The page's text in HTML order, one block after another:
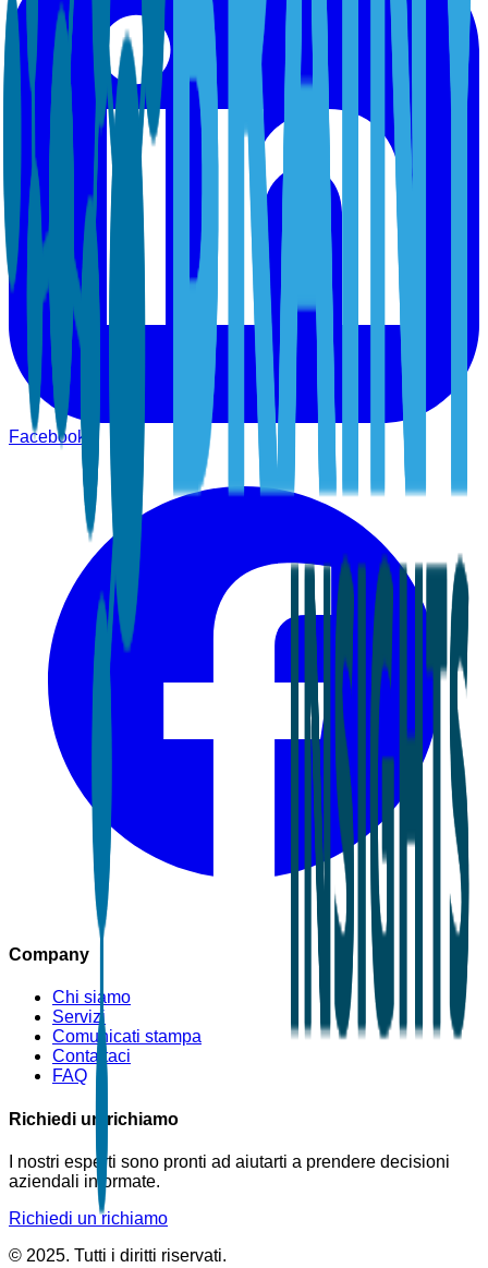
Facebook
Company
Chi siamo
Servizi
Comunicati stampa
Contattaci
FAQ
Richiedi un richiamo
I nostri esperti sono pronti ad aiutarti a prendere decisioni
aziendali informate.
Richiedi un richiamo
© 2025. Tutti i diritti riservati.